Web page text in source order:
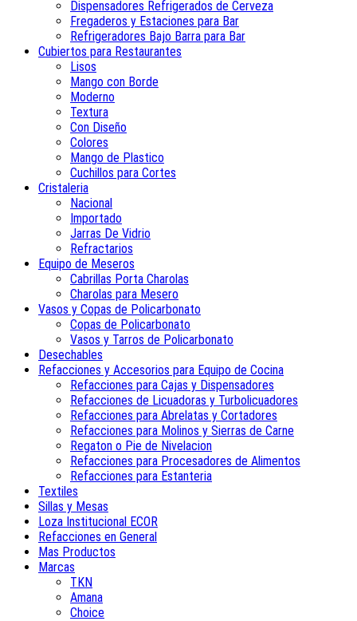
Dispensadores Refrigerados de Cerveza
Fregaderos y Estaciones para Bar
Refrigeradores Bajo Barra para Bar
Cubiertos para Restaurantes
Lisos
Mango con Borde
Moderno
Textura
Con Diseño
Colores
Mango de Plastico
Cuchillos para Cortes
Cristaleria
Nacional
Importado
Jarras De Vidrio
Refractarios
Equipo de Meseros
Cabrillas Porta Charolas
Charolas para Mesero
Vasos y Copas de Policarbonato
Copas de Policarbonato
Vasos y Tarros de Policarbonato
Desechables
Refacciones y Accesorios para Equipo de Cocina
Refacciones para Cajas y Dispensadores
Refacciones de Licuadoras y Turbolicuadores
Refacciones para Abrelatas y Cortadores
Refacciones para Molinos y Sierras de Carne
Regaton o Pie de Nivelacion
Refacciones para Procesadores de Alimentos
Refacciones para Estanteria
Textiles
Sillas y Mesas
Loza Institucional ECOR
Refacciones en General
Mas Productos
Marcas
TKN
Amana
Choice